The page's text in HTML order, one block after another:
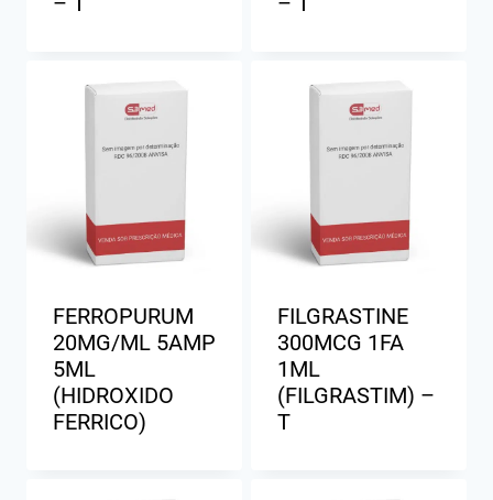
FERROPURUM
20MG/ML 5AMP
5ML
(HIDROXIDO
FERRICO)
FILGRASTINE
300MCG 1FA
1ML
(FILGRASTIM) –
T